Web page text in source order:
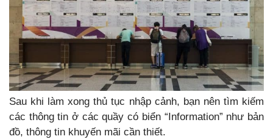
Sau khi làm xong thủ tục nhập cảnh, bạn nên tìm kiếm
các thông tin ở các quầy có biển “Information” như bản
đồ, thông tin khuyến mãi cần thiết.